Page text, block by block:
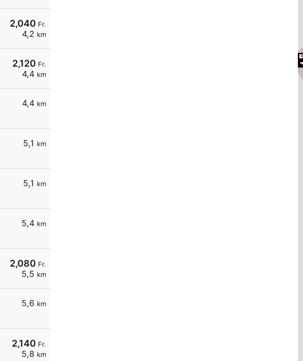
2,040 Fr.
4,2 km
2,120 Fr.
4,4 km
4,4 km
5,1 km
5,1 km
5,4 km
2,080 Fr.
5,5 km
5,6 km
2,140 Fr.
5,8 km